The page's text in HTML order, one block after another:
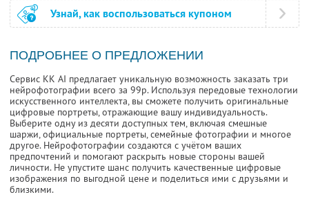
Узнай, как воспользоваться купоном
ПОДРОБНЕЕ О ПРЕДЛОЖЕНИИ
Сервис KK AI предлагает уникальную возможность заказать три
нейрофотографии всего за 99р. Используя передовые технологии
искусственного интеллекта, вы сможете получить оригинальные
цифровые портреты, отражающие вашу индивидуальность.
Выберите одну из десяти доступных тем, включая смешные
шаржи, официальные портреты, семейные фотографии и многое
другое. Нейрофотографии создаются с учётом ваших
предпочтений и помогают раскрыть новые стороны вашей
личности. Не упустите шанс получить качественные цифровые
изображения по выгодной цене и поделиться ими с друзьями и
близкими.